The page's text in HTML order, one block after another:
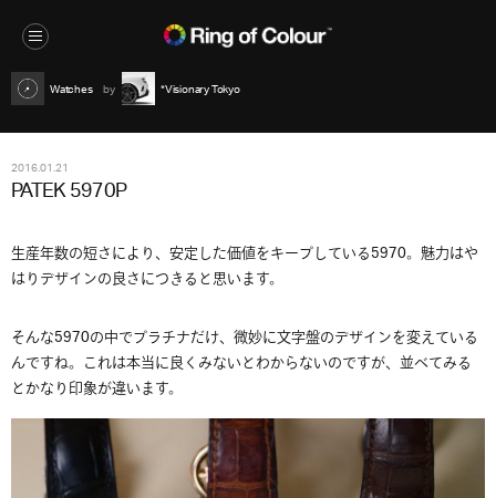
Watches *Visionary Tokyo
2016.01.21
PATEK 5970P
生産年数の短さにより、安定した価値をキープしている5970。魅力はや
はりデザインの良さにつきると思います。
そんな5970の中でプラチナだけ、微妙に文字盤のデザインを変えている
んですね。これは本当に良くみないとわからないのですが、並べてみる
とかなり印象が違います。